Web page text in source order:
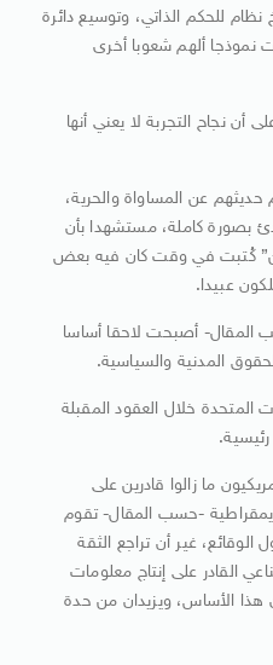
للحكم الذاتي، وتوسيع دائرة
نموذجا ألهم شعوبا أخرى
نجاح التجربة لا يعني أنها
حديثهم عن المساواة والحرية،
بصورة كاملة، مستشهدا بأن
كُتبت في وقت كان فيه بعض
عبيدا.
المقال- أصبحت لاحقا أساسا
المدنية والسياسية.
المتحدة خلال العقود المقبلة
ما زالوا قادرين على
-حسب المقال- تقوم
غير أن تراجع الثقة
القادر على إنتاج معلومات
الأساس، ويزيدان من حدة